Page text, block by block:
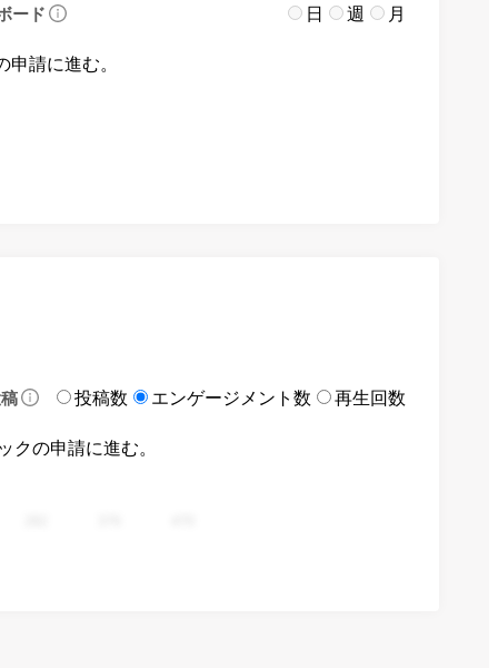
ード 日 週 月
請に進む。
投稿数 エンゲージメント数 再生回数
の申請に進む。